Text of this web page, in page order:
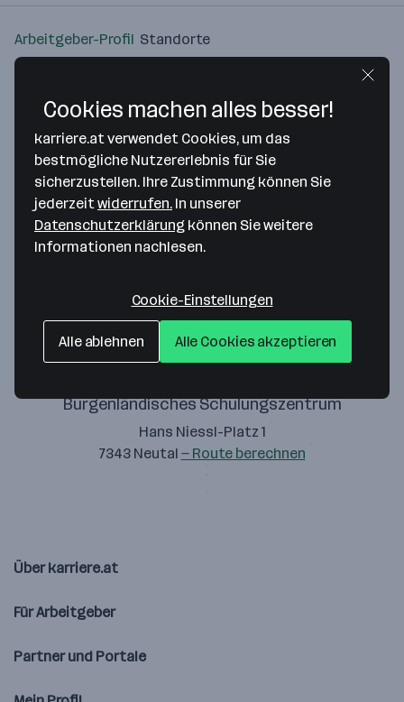
Arbeitgeber-Profil Standorte
Bitte stimme unseren Cookie-
Richtlinien zu, um diese Karte
anzuzeigen.
Burgenländisches Schulungszentrum
Hans Niessl-Platz 1
7343 Neutal — Route berechnen
Über karriere.at
Für Arbeitgeber
Partner und Portale
Cookies machen alles besser!
karriere.at verwendet Cookies, um das
bestmögliche Nutzererlebnis für Sie
sicherzustellen. Ihre Zustimmung können Sie
jederzeitwiderrufen. In unserer
Datenschutzerklärung können Sie weitere
Informationen nachlesen.
Cookie-Einstellungen
Alle ablehnen Alle Cookies akzeptieren